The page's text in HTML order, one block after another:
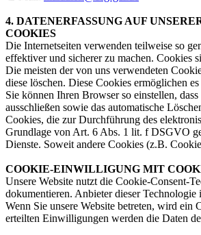
4. DATENERFASSUNG AUF
COOKIES
Die Internetseiten verwenden teilweise so
effektiver und sicherer zu machen. Cookies
Die meisten der von uns verwendeten
diese löschen. Diese Cookies ermöglichen
Sie können Ihren Browser so einstellen,
ausschließen sowie das automatische
Cookies, die zur Durchführung des
Grundlage von Art. 6 Abs. 1 lit. f DSGVO
Dienste. Soweit andere Cookies (z.B.
COOKIE-EINWILLIGUNG MIT
Unsere Website nutzt die Cookie-Consent-
dokumentieren. Anbieter dieser
Wenn Sie unsere Website betreten, wird
erteilten Einwilligungen werden die Daten